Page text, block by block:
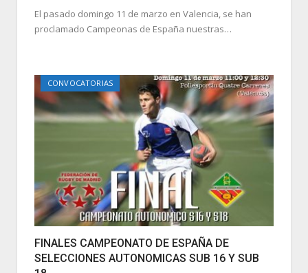
El pasado domingo 11 de marzo en Valencia, se han
proclamado Campeonas de España nuestras…
CONVOCATORIAS
FINALES CAMPEONATO DE ESPAÑA DE
SELECCIONES AUTONOMICAS SUB 16 Y SUB